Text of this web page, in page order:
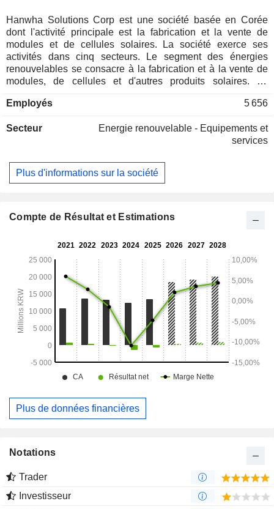
Hanwha Solutions Corp est une société basée en Corée
dont l'activité principale est la fabrication et la vente de
modules et de cellules solaires. La société exerce ses
activités dans cinq secteurs. Le segment des énergies
renouvelables se consacre à la fabrication et à la vente de
modules, de cellules et d'autres produits solaires. Le
production et la fourniture de polyéthylène basse densité
(PVC) et autres. Le segment des matériaux transformés est
engagé dans la fabrication et la vente de produits tels que
matériaux solaires. Le secteur de la vente au détail est
chargé de la vente au détail de vêtements, d'articles divers,
développement de l'immobilier, la production et la vente de
Employés 5 656
Secteur
Energie renouvelable - Equipements et
services
Plus d'informations sur la société
Compte de Résultat et Estimations
Plus de données financières
Notations
Trader
Investisseur